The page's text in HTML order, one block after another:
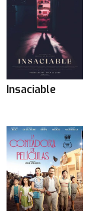
Insaciable